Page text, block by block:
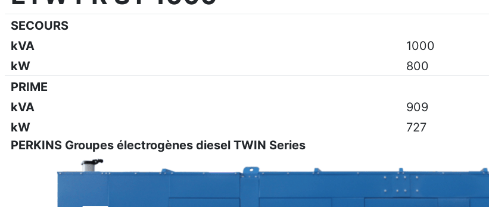
Emsa se réserve le droit d'apporter des modifications au modèle, aux spécifications techniques, à la
SECOURS
kVA
1000
kW
800
PRIME
kVA
909
kW
727
PERKINS Groupes électrogènes diesel TWIN Series